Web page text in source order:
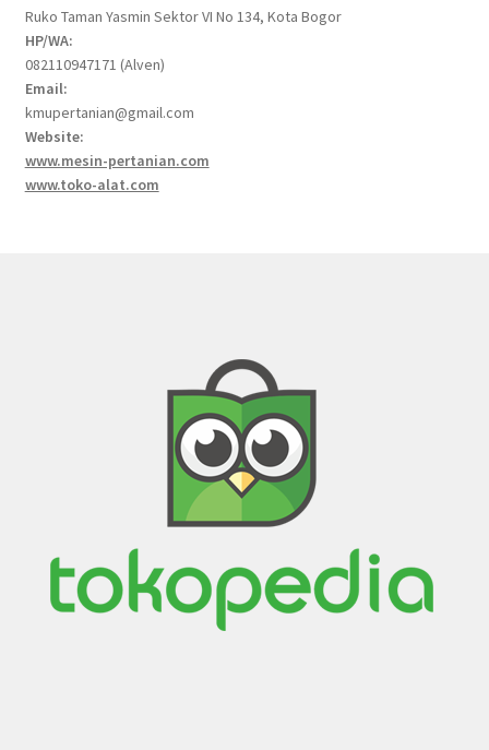
Ruko Taman Yasmin Sektor VI No 134, Kota Bogor
HP/WA:
082110947171 (Alven)
Email:
kmupertanian@gmail.com
Website:
www.mesin-pertanian.com
www.toko-alat.com